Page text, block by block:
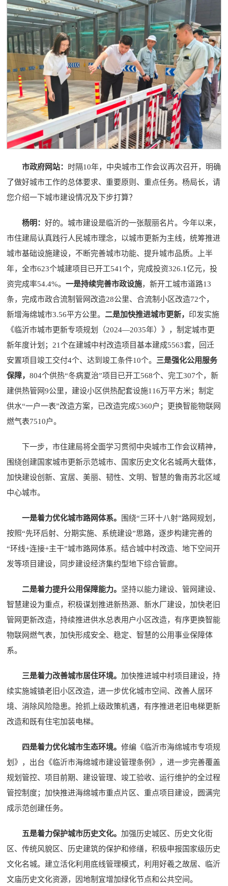
市政府网站： 时隔10年，中央城市工作会议再次召开，明确
了做好城市工作的总体要求、重要原则、重点任务。杨局长，请
您介绍一下城市建设情况及下步打算？
杨明：好的。城市建设是临沂的一张靓丽名片。今年以来，
市住建局认真践行人民城市理念，以城市更新为主线，统筹推进
城市基础设施建设，不断完善城市功能、提升城市品质。上半
年，全市623个城建项目已开工541个，完成投资326.1亿元，投
资完成率54.4%。一是持续完善市政设施，新开工城市道路13
条，完成市政合流制管网改造28公里、合流制小区改造72个，
新增海绵城市3.56平方公里。二是加快推进城市更新， 印发实施
《临沂市城市更新专项规划（2024—2035年）》，制定城市更
新年度计划；21个在建城中村改造项目基本建成5563套，回迁
安置项目竣工交付4个、达到竣工条件10个。 三是强化公用服务
保障，804个供热“冬病夏治”项目已开工568个、完工307个，新
建供热管网9公里，建设小区供热配套设施116万平方米；制定
供水“一户一表”改造方案，已改造完成5360户；更换智能物联网
燃气表7510户。
下一步，市住建局将全面学习贯彻中央城市工作会议精神，
围绕创建国家城市更新示范城市、国家历史文化名城两大载体，
加快建设创新、宜居、美丽、韧性、文明、智慧的鲁南苏北区域
中心城市。
一是着力优化城市路网体系。
围绕“三环十八射”路网规划，
按照“先环后射、分期实施、系统建设”思路，逐步构建完善的
“环线+连接+主干”城市路网体系。结合城中村改造、地下空间开
发等项目建设，同步建设经济集约型地下综合管廊。
二是着力提升公用保障能力。 坚持以能力建设、管网建设、
智慧建设为重点，积极谋划推进新热源、新水厂建设，加快老旧
管网更新改造，持续推进供水总表用户小区改造，有序更换智能
物联网燃气表，加快形成安全、稳定、智慧的公用事业保障体
系。
三是着力改善城市居住环境。加快推进城中村项目建设，持
续实施城镇老旧小区改造，进一步优化城市空间、改善人居环
境、消除风险隐患。抢抓上级政策机遇，有序推进老旧电梯更新
改造和既有住宅加装电梯。
四是着力优化城市生态环境。修编《临沂市海绵城市专项规
划》，出台《临沂市海绵城市建设管理条例》，进一步完善覆盖
规划管控、项目前期、建设管理、竣工验收、运行维护的全过程
管控制度；加快推进海绵城市重点片区、重点项目建设，圆满完
成示范创建任务。
五是着力保护城市历史文化。加强历史城区、历史文化街
区、传统风貌区、历史建筑的保护和修缮，积极申报国家级历史
文化名城。建立活化利用底线管理模式，利用好羲之故居、临沂
文庙历史文化资源，因地制宜增加绿化节点和公共空间。